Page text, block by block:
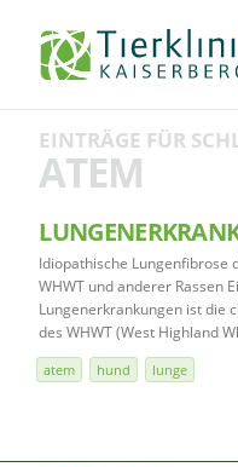
KLINIK
CHIRURGIE
AUGENHEILKUNDE
KARDIOLOGIE
BILDGEBUNG
INNERE MEDIZIN
WEITERE
AKTUELLES
LEXIKON
KONTAKT
Tierklinik
Kaiserberg
EINTRÄGE FÜR
ATEM
Idiopathische Lungenfibrose
WHWT und anderer Rassen
Lungenerkrankungen ist die
des WHWT (West Highland
atem hund lunge